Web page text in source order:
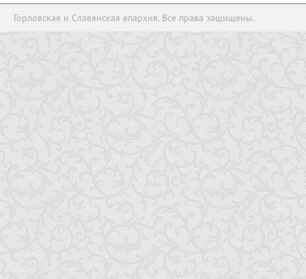
Горловская и Славянская епархия. Все права защищены.